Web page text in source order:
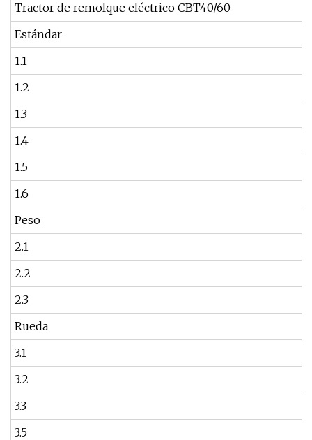
Tractor de remolque eléctrico CBT40/60
Estándar
1.1
1.2
1.3
1.4
1.5
1.6
Peso
2.1
2.2
2.3
Rueda
3.1
3.2
3.3
3.5